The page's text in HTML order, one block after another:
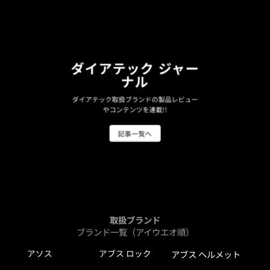
ダイアテック ジャー
ナル
ダイアテック取扱ブランドの製品レビュー
やコンテンツを連載!!
記事一覧へ
取扱ブランド
ブランド一覧（アイウエオ順）
アソス アブス ロック アブス ヘルメット